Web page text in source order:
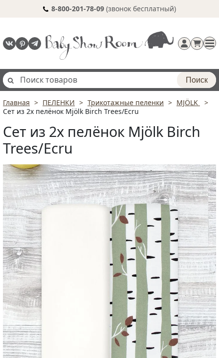
8-800-201-78-09 (звонок бесплатный)
Регистрация
Поиск
Главная ПЕЛЕНКИ Трикотажные пеленки
MJÖLK
Сет из 2х пелёнок Mjölk Birch Trees/Ecru
Сет из 2х пелёнок Mjölk Birch
Trees/Ecru